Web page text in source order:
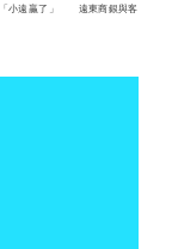
小遠贏了」——遠東商銀與客